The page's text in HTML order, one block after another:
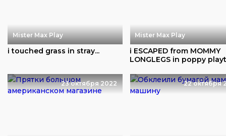
Mister Max Play
i touched grass in stray...
Mister Max Play
i ESCAPED from MOMMY
LONGLEGS in poppy
23 октября 2022 22 октября